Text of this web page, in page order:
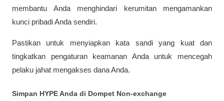
membantu Anda menghindari kerumitan mengamankan
kunci pribadi Anda sendiri.
Pastikan untuk menyiapkan kata sandi yang kuat dan
tingkatkan pengaturan keamanan Anda untuk mencegah
pelaku jahat mengakses dana Anda.
Simpan HYPE Anda di Dompet Non-exchange